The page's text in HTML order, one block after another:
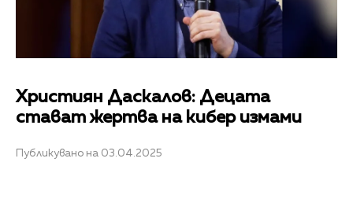
Християн Даскалов: Децата
стават жертва на кибер измами
Публикувано на 03.04.2025